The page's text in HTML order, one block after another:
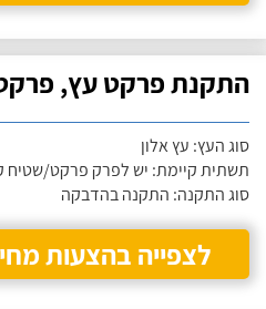
התקנת פרקט עץ,
סוג העץ: עץ אלון
תשתית קיימת: יש לפרק פרקט/שטיח
סוג התקנה: התקנה בהדבקה
לצפייה בהצעות